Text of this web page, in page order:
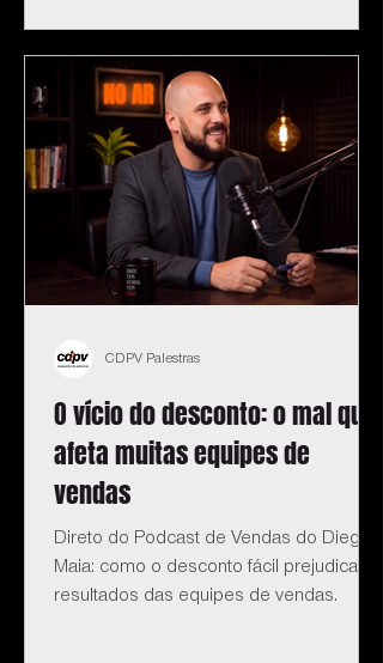
O vício do desconto: o mal que
afeta muitas equipes de
vendas
Direto do Podcast de Vendas do Diego
Maia: como o desconto fácil prejudica os
resultados das equipes de vendas.
CDPV Palestras